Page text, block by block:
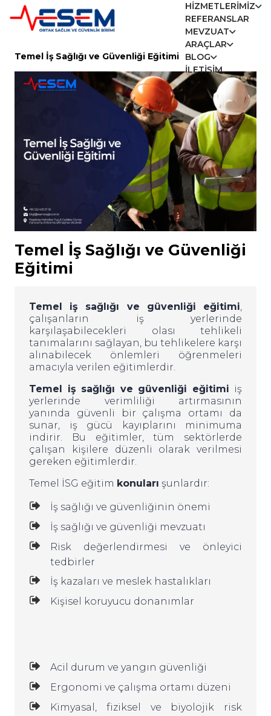
HIZMETLERIMIZ
REFERANSLAR
MEVZUAT
ARAÇLAR
BLOG
İLETIŞIM
Temel İş Sağlığı ve Güvenliği Eğitimi
Temel İş Sağlığı ve Güvenliği
Eğitimi
Temel iş sağlığı ve güvenliği eğitimi,
çalışanların iş yerlerinde
karşılaşabilecekleri olası tehlikeli
tanımalarını sağlayan, bu tehlikelere karşı
alınabilecek önlemleri öğrenmeleri
amacıyla verilen eğitimlerdir.
Temel iş sağlığı ve güvenliği eğitimi iş
yerlerinde verimliliği artırmasının
yanında güvenli bir çalışma ortamı da
sunar, iş gücü kayıplarını minimuma
indirir. Bu eğitimler, tüm sektörlerde
çalışan kişilere düzenli olarak verilmesi
gereken eğitimlerdir.
Temel İSG eğitim konuları şunlardır:
İş sağlığı ve güvenliğinin önemi
İş sağlığı ve güvenliği mevzuatı
Risk değerlendirmesi ve önleyici
tedbirler
İş kazaları ve meslek hastalıkları
Kişisel koruyucu donanımlar
Acil durum ve yangın güvenliği
Ergonomi ve çalışma ortamı düzeni
Kimyasal, fiziksel ve biyolojik risk